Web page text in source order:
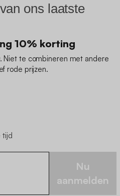
ons laatste
10% korting
te combineren met andere
rode prijzen.
tijd
Nu
aanmelden